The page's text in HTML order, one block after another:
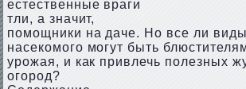
естественные враги
тли, а значит,
помощники на даче. Но все ли виды
насекомого могут быть
урожая, и как привлечь полезных
огород?